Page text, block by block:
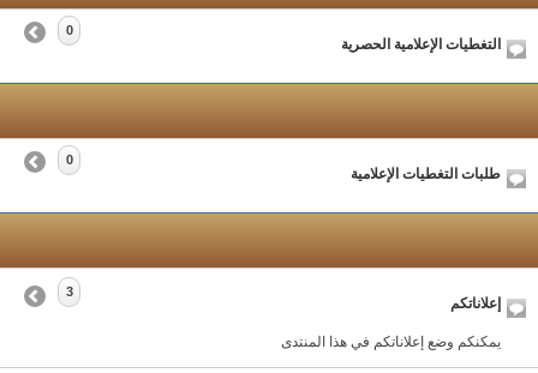
التغطيات الإعلامية الحصرية
0
طلبات التغطيات الإعلامية
0
إعلاناتكم
يمكنكم وضع إعلاناتكم في هذا المنتدى
3